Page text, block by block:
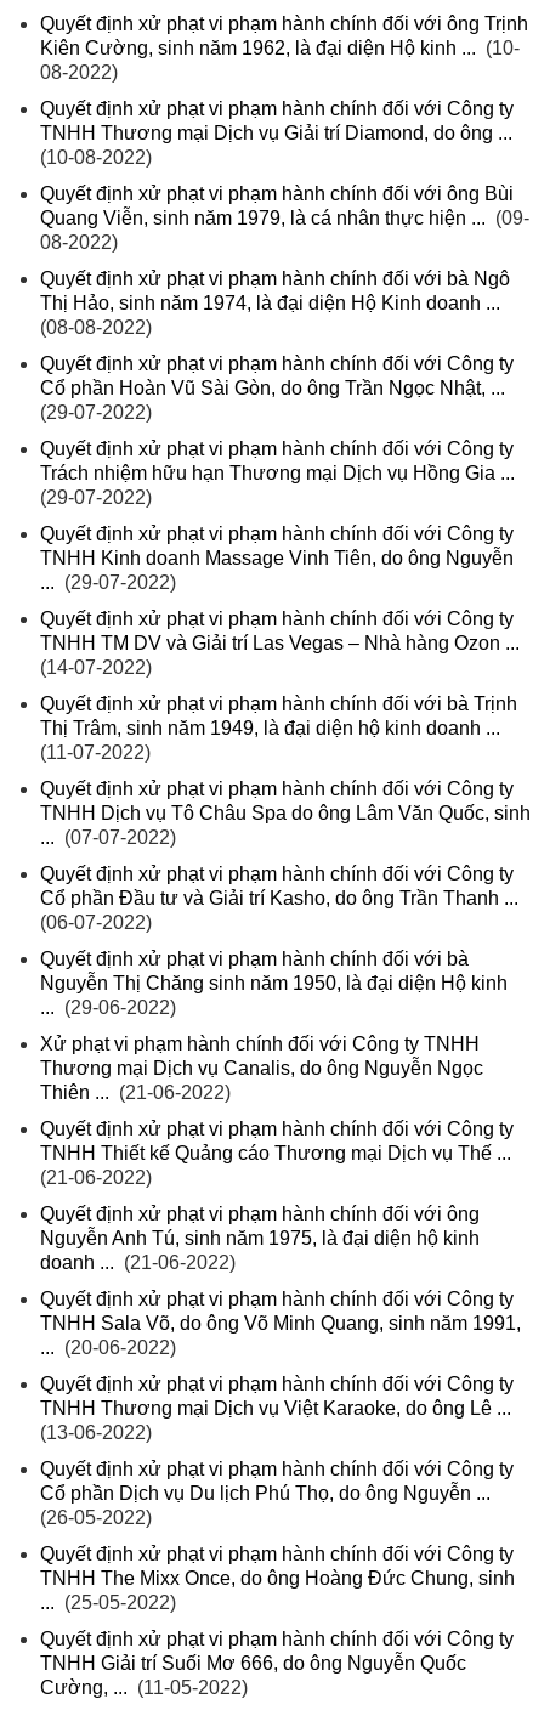
Quyết định xử phạt vi phạm hành chính đối với ông Trịnh
Kiên Cường, sinh năm 1962, là đại diện Hộ kinh ... (10-
08-2022)
Quyết định xử phạt vi phạm hành chính đối với Công ty
TNHH Thương mại Dịch vụ Giải trí Diamond, do ông ...
(10-08-2022)
Quyết định xử phạt vi phạm hành chính đối với ông Bùi
Quang Viễn, sinh năm 1979, là cá nhân thực hiện ... (09-
08-2022)
Quyết định xử phạt vi phạm hành chính đối với bà Ngô
Thị Hảo, sinh năm 1974, là đại diện Hộ Kinh doanh ...
(08-08-2022)
Quyết định xử phạt vi phạm hành chính đối với Công ty
Cổ phần Hoàn Vũ Sài Gòn, do ông Trần Ngọc Nhật, ...
(29-07-2022)
Quyết định xử phạt vi phạm hành chính đối với Công ty
Trách nhiệm hữu hạn Thương mại Dịch vụ Hồng Gia ...
(29-07-2022)
Quyết định xử phạt vi phạm hành chính đối với Công ty
TNHH Kinh doanh Massage Vinh Tiên, do ông Nguyễn
... (29-07-2022)
Quyết định xử phạt vi phạm hành chính đối với Công ty
TNHH TM DV và Giải trí Las Vegas – Nhà hàng Ozon ...
(14-07-2022)
Quyết định xử phạt vi phạm hành chính đối với bà Trịnh
Thị Trâm, sinh năm 1949, là đại diện hộ kinh doanh ...
(11-07-2022)
Quyết định xử phạt vi phạm hành chính đối với Công ty
TNHH Dịch vụ Tô Châu Spa do ông Lâm Văn Quốc, sinh
... (07-07-2022)
Quyết định xử phạt vi phạm hành chính đối với Công ty
Cổ phần Đầu tư và Giải trí Kasho, do ông Trần Thanh ...
(06-07-2022)
Quyết định xử phạt vi phạm hành chính đối với bà
Nguyễn Thị Chăng sinh năm 1950, là đại diện Hộ kinh
... (29-06-2022)
Xử phạt vi phạm hành chính đối với Công ty TNHH
Thương mại Dịch vụ Canalis, do ông Nguyễn Ngọc
Thiên ... (21-06-2022)
Quyết định xử phạt vi phạm hành chính đối với Công ty
TNHH Thiết kế Quảng cáo Thương mại Dịch vụ Thế ...
(21-06-2022)
Quyết định xử phạt vi phạm hành chính đối với ông
Nguyễn Anh Tú, sinh năm 1975, là đại diện hộ kinh
doanh ... (21-06-2022)
Quyết định xử phạt vi phạm hành chính đối với Công ty
TNHH Sala Võ, do ông Võ Minh Quang, sinh năm 1991,
... (20-06-2022)
Quyết định xử phạt vi phạm hành chính đối với Công ty
TNHH Thương mại Dịch vụ Việt Karaoke, do ông Lê ...
(13-06-2022)
Quyết định xử phạt vi phạm hành chính đối với Công ty
Cổ phần Dịch vụ Du lịch Phú Thọ, do ông Nguyễn ...
(26-05-2022)
Quyết định xử phạt vi phạm hành chính đối với Công ty
TNHH The Mixx Once, do ông Hoàng Đức Chung, sinh
... (25-05-2022)
Quyết định xử phạt vi phạm hành chính đối với Công ty
TNHH Giải trí Suối Mơ 666, do ông Nguyễn Quốc
Cường, ... (11-05-2022)